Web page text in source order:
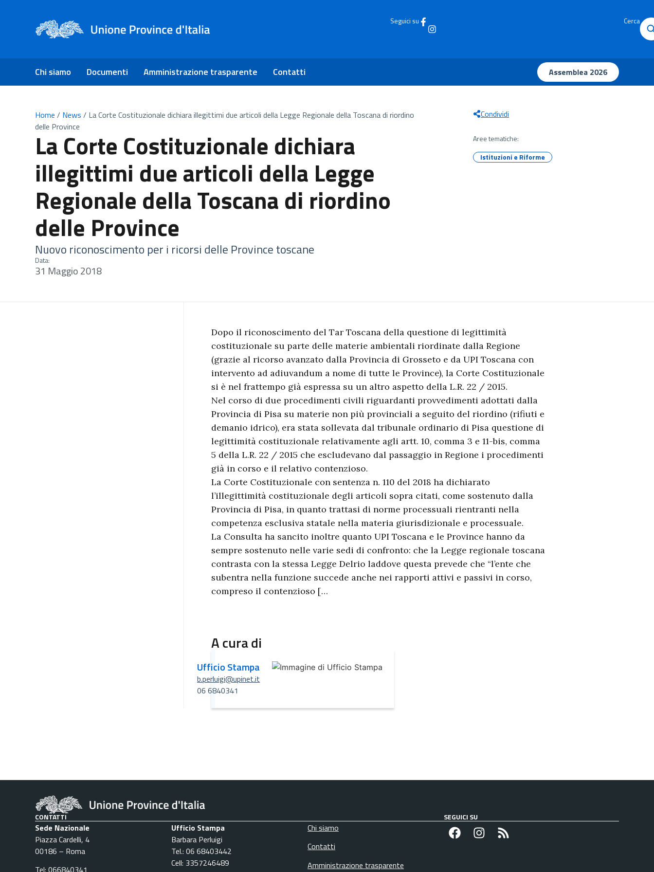
Seguici su Cerca
Chi siamo Documenti Amministrazione trasparente Contatti Assemblea 2026
Home / News / La Corte Costituzionale dichiara illegittimi due articoli della Legge Regionale della Toscana di riordino
delle Province
La Corte Costituzionale dichiara
illegittimi due articoli della Legge
Regionale della Toscana di riordino
delle Province
Nuovo riconoscimento per i ricorsi delle Province toscane
Data:
31 Maggio 2018
Condividi
Aree tematiche:
Istituzioni e Riforme
Dopo il riconoscimento del Tar Toscana della questione di legittimità
costituzionale su parte delle materie ambientali riordinate dalla Regione
(grazie al ricorso avanzato dalla Provincia di Grosseto e da UPI Toscana con
intervento ad adiuvandum a nome di tutte le Province), la Corte Costituzionale
si è nel frattempo già espressa su un altro aspetto della L.R. 22 / 2015.
Nel corso di due procedimenti civili riguardanti provvedimenti adottati dalla
Provincia di Pisa su materie non più provinciali a seguito del riordino (rifiuti e
demanio idrico), era stata sollevata dal tribunale ordinario di Pisa questione di
legittimità costituzionale relativamente agli artt. 10, comma 3 e 11-bis, comma
5 della L.R. 22 / 2015 che escludevano dal passaggio in Regione i procedimenti
già in corso e il relativo contenzioso.
La Corte Costituzionale con sentenza n. 110 del 2018 ha dichiarato
l’illegittimità costituzionale degli articoli sopra citati, come sostenuto dalla
Provincia di Pisa, in quanto trattasi di norme processuali rientranti nella
competenza esclusiva statale nella materia giurisdizionale e processuale.
La Consulta ha sancito inoltre quanto UPI Toscana e le Province hanno da
sempre sostenuto nelle varie sedi di confronto: che la Legge regionale toscana
contrasta con la stessa Legge Delrio laddove questa prevede che “l’ente che
subentra nella funzione succede anche nei rapporti attivi e passivi in corso,
compreso il contenzioso […
A cura di
Ufficio Stampa
b.perluigi@upinet.it
06 6840341
CONTATTI
Sede Nazionale
Piazza Cardelli, 4
00186 – Roma
Ufficio Stampa
Barbara Perluigi
Tel.: 06 68403442
Cell: 3357246489
Chi siamo
Contatti
Amministrazione trasparente
SEGUICI SU